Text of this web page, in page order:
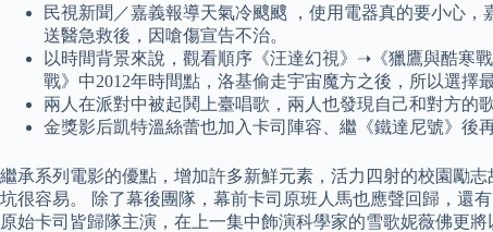
民視新聞／嘉義報導天氣冷颼颼 ，使用電器真的要小心
送醫急救後，因嗆傷宣告不治。
以時間背景來說，觀看順序《汪達幻視》➝《獵鷹與酷寒
戰》中2012年時間點，洛基偷走宇宙魔方之後，所以選擇
兩人在派對中被起鬨上臺唱歌，兩人也發現自己和對方的
金獎影后凱特溫絲蕾也加入卡司陣容、繼《鐵達尼號》後
繼承系列電影的優點，增加許多新鮮元素，活力四射的校園勵
坑很容易。 除了幕後團隊，幕前卡司原班人馬也應聲回歸，還
原始卡司皆歸隊主演，在上一集中飾演科學家的雪歌妮薇佛更